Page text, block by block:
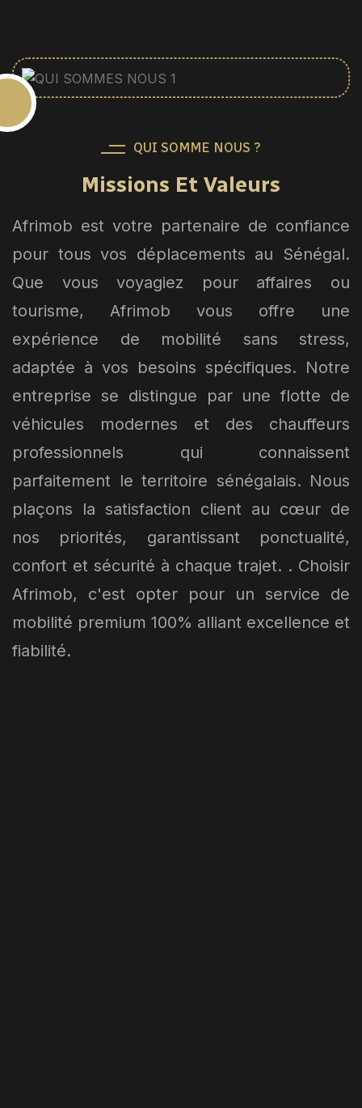
QUI SOMME NOUS ?
Missions Et Valeurs
Afrimob est votre partenaire de confiance
pour tous vos déplacements au Sénégal.
Que vous voyagiez pour affaires ou
tourisme, Afrimob vous offre une
expérience de mobilité sans stress,
adaptée à vos besoins spécifiques. Notre
entreprise se distingue par une flotte de
véhicules modernes et des chauffeurs
professionnels qui connaissent
parfaitement le territoire sénégalais. Nous
plaçons la satisfaction client au cœur de
nos priorités, garantissant ponctualité,
confort et sécurité à chaque trajet. . Choisir
Afrimob, c'est opter pour un service de
mobilité premium 100% alliant excellence et
fiabilité.